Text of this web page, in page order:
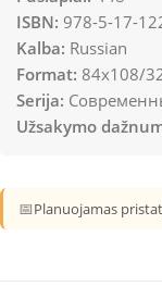
ISBN: 978-5-17-
Kalba: Russian
Format: 84x108/
Serija:
Užsakymo
📅Planuojamas